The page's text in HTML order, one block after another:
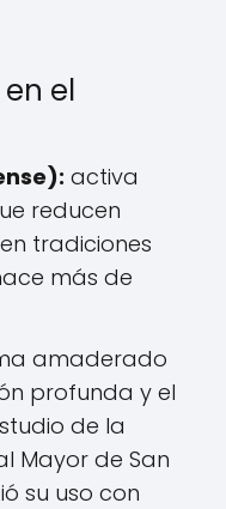
el
activa
reducen
tradiciones
más de
amaderado
profunda y el
de la
Mayor de San
su uso con